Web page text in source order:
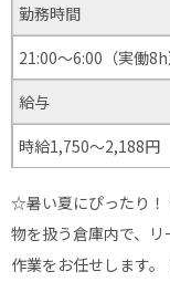
勤務時間
21:00～6:00（実働8h
給与
時給1,750～2,188円
☆暑い夏にぴったり
物を扱う倉庫内で、
作業をお任せします